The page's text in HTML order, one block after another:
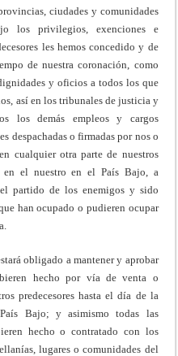
ciudades y comunidades
los privilegios, exenciones e
les hemos concedido y de
de nuestra coronación, como
y oficios a todos los que
así en los tribunales de justicia y
los demás empleos y cargos
despachadas o firmadas por nos o
cualquier otra parte de nuestros
en el nuestro en el País Bajo, a
partido de los enemigos y sido
han ocupado o pudieren ocupar
obligado a mantener y aprobar
hecho por vía de venta o
predecesores hasta el día de la
Bajo; y asimismo todas las
hecho o contratado con los
lugares o comunidades del